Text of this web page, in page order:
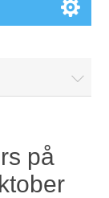
på